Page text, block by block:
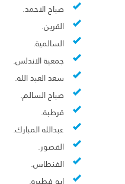
صباح الاحمد.
القرين.
السالمية.
جمعية الاندلس.
سعد العبد الله.
صباح السالم.
قرطبة.
عبدالله المبارك.
القصور.
الفنطاس.
ابو فطيره.